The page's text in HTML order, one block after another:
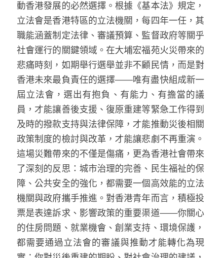
動香港發展的必然選擇。根據《基本法》規定，
立法會是香港特區的立法機關，每四年一任，其
職能涵蓋制定法律、審議預算、監督政府等關乎
社會運行的關鍵領域。在大埔宏福苑火災帶來的
悲痛時刻，如期舉行選舉並非不顧民情，而是對
香港未來最負責任的選擇——唯有盡快組成新一
屆立法會，選出有抱負、有能力、有擔當的議
員，才能讓善後支援、復原重建等緊急工作得到
及時的撥款支持與法律保障，才能推動災後相關
政策制度的檢討與改革，才能讓悲劇不再重演。
這場災難帶來的不僅是傷痛，更為香港社會帶來
了深刻的反思：城市治理的完善、民生福祉的保
障、公共安全的強化，都需要一個高效能的立法
機關與政府攜手推進。對香港青年而言，積極投
票是表達訴求、影響政策的重要渠道——你關心
的住房問題、就業機會、創業支持、環境保護，
都需要通過立法會的審議與推動才能轉化為現